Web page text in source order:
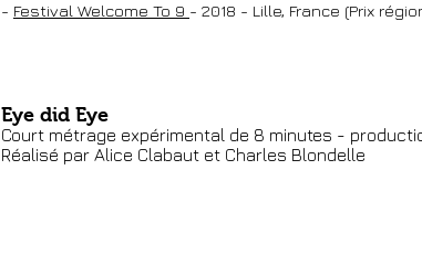
- Festival Welcome To 9 - 2018 - Lille, France (Prix
Eye did Eye
Court métrage expérimental de 8 minutes -
Réalisé par Alice Clabaut et Charles Blondelle